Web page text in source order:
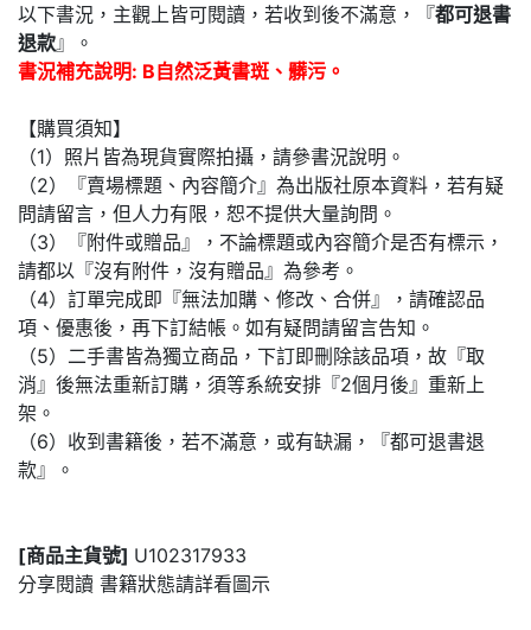
以下書況，主觀上皆可閱讀，若收到後不滿意，『都可退書
退款』。
書況補充說明: B自然泛黃書斑、髒污。
【購買須知】
（1）照片皆為現貨實際拍攝，請參書況說明。
（2）『賣場標題、內容簡介』為出版社原本資料，若有疑
問請留言，但人力有限，恕不提供大量詢問。
（3）『附件或贈品』，不論標題或內容簡介是否有標示，
請都以『沒有附件，沒有贈品』為參考。
（4）訂單完成即『無法加購、修改、合併』，請確認品
項、優惠後，再下訂結帳。如有疑問請留言告知。
（5）二手書皆為獨立商品，下訂即刪除該品項，故『取
消』後無法重新訂購，須等系統安排『2個月後』重新上
架。
（6）收到書籍後，若不滿意，或有缺漏，『都可退書退
款』。
[商品主貨號] U102317933
分享閱讀 書籍狀態請詳看圖示